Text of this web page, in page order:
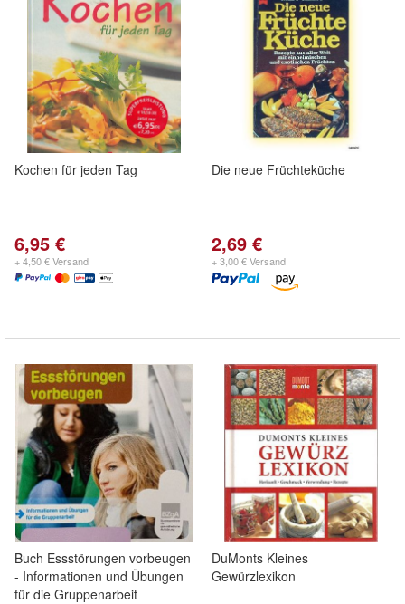
Kochen für jeden Tag
6,95 €
+ 4,50 € Versand
Die neue Früchteküche
2,69 €
+ 3,00 € Versand
Buch Essstörungen vorbeugen
- Informationen und Übungen
für die Gruppenarbeit
DuMonts Kleines
Gewürzlexikon